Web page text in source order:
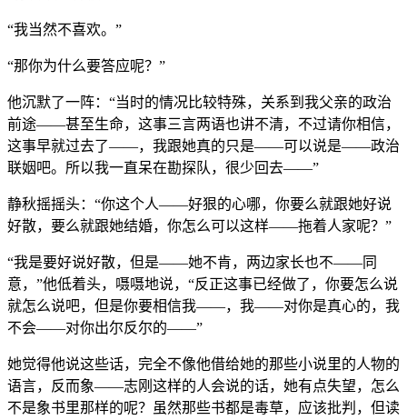
“我当然不喜欢。”
“那你为什么要答应呢？”
他沉默了一阵：“当时的情况比较特殊，关系到我父亲的政治
前途——甚至生命，这事三言两语也讲不清，不过请你相信，
这事早就过去了——，我跟她真的只是——可以说是——政治
联姻吧。所以我一直呆在勘探队，很少回去——”
静秋摇摇头：“你这个人——好狠的心哪，你要么就跟她好说
好散，要么就跟她结婚，你怎么可以这样——拖着人家呢？”
“我是要好说好散，但是——她不肯，两边家长也不——同
意，”他低着头，嗫嗫地说，“反正这事已经做了，你要怎么说
就怎么说吧，但是你要相信我——，我——对你是真心的，我
不会——对你出尔反尔的——”
她觉得他说这些话，完全不像他借给她的那些小说里的人物的
语言，反而象——志刚这样的人会说的话，她有点失望，怎么
不是象书里那样的呢？虽然那些书都是毒草，应该批判，但读